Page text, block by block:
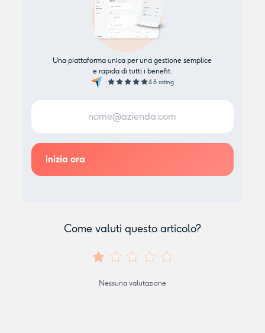
Una piattaforma unica per una gestione semplice
e rapida di tutti i benefit.
4.8 rating
Come valuti questo articolo?
Nessuna valutazione